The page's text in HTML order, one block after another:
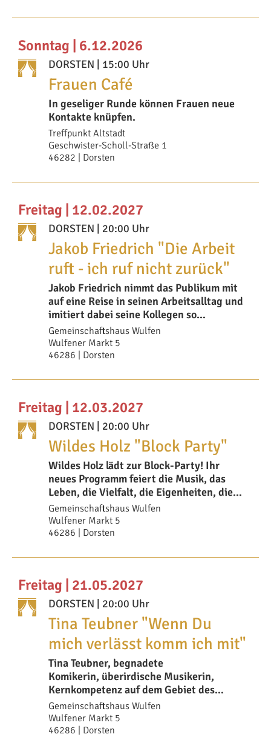
Sonntag | 6.12.2026
DORSTEN | 15:00 Uhr
Frauen Café
In geseliger Runde können Frauen neue
Kontakte knüpfen.
Treffpunkt Altstadt
Geschwister-Scholl-Straße 1
46282 | Dorsten
Freitag | 12.02.2027
DORSTEN | 20:00 Uhr
Jakob Friedrich "Die Arbeit
ruft - ich ruf nicht zurück"
Jakob Friedrich nimmt das Publikum mit
auf eine Reise in seinen Arbeitsalltag und
imitiert dabei seine Kollegen so
authentisch,
Gemeinschaftshaus Wulfen
Wulfener Markt 5
46286 | Dorsten
Freitag | 12.03.2027
DORSTEN | 20:00 Uhr
Wildes Holz "Block Party"
Wildes Holz lädt zur Block-Party! Ihr
neues Programm feiert die Musik, das
Leben, die Vielfalt, die Eigenheiten, die
seltsamen
Gemeinschaftshaus Wulfen
Wulfener Markt 5
46286 | Dorsten
Freitag | 21.05.2027
DORSTEN | 20:00 Uhr
Tina Teubner "Wenn Du
mich verlässt komm ich mit"
Tina Teubner, begnadete
Komikerin, überirdische Musikerin,
Kernkompetenz auf dem Gebiet des
autoritären Liebesliedes, hat die
Gemeinschaftshaus Wulfen
Wulfener Markt 5
46286 | Dorsten